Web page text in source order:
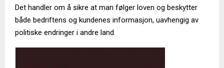
Det handler om å sikre at man følger loven og beskytter
både bedriftens og kundenes informasjon, uavhengig av
politiske endringer i andre land.